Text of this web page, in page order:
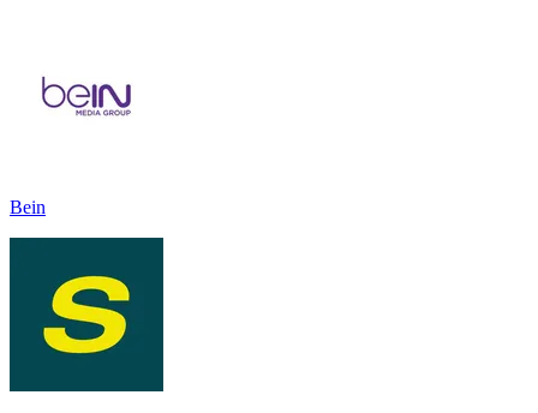
Bein